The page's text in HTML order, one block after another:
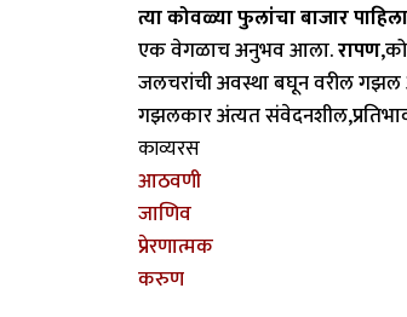
त्या कोवळ्या फुलांचा बाजार
एक वेगळाच अनुभव आला.रापण
जलचरांची अवस्था बघून वरील गझल
गझलकार अंत्यत
काव्यरस
आठवणी
जाणिव
प्रेरणात्मक
करुण